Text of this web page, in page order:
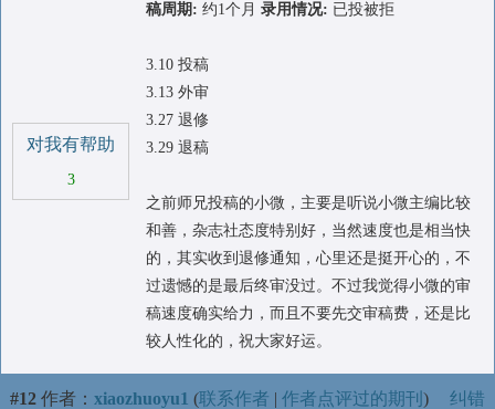
对我有帮助
3
稿周期: 约1个月 录用情况: 已投被拒
3.10 投稿
3.13 外审
3.27 退修
3.29 退稿
之前师兄投稿的小微，主要是听说小微主编比较
和善，杂志社态度特别好，当然速度也是相当快
的，其实收到退修通知，心里还是挺开心的，不
过遗憾的是最后终审没过。不过我觉得小微的审
稿速度确实给力，而且不要先交审稿费，还是比
较人性化的，祝大家好运。
#12 作者： xiaozhuoyu1 (联系作者 | 作者点评过的期刊 )
纠错